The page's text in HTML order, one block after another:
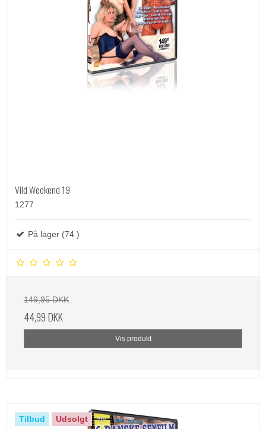
Vild Weekend 19
1277
På lager (74 )
149,95 DKK
44,99 DKK
Vis produkt
Tilbud Udsolgt